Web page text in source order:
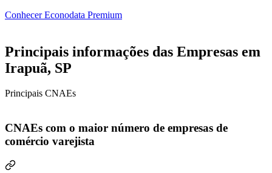
Conhecer Econodata Premium
Principais informações das Empresas em
Irapuã, SP
Principais CNAEs
CNAEs com o maior número de empresas de
comércio varejista